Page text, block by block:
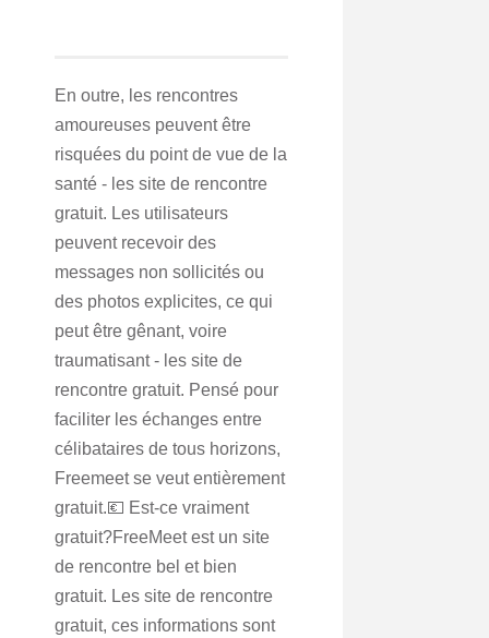
En outre, les rencontres
amoureuses peuvent être
risquées du point de vue de la
santé - les site de rencontre
gratuit. Les utilisateurs
peuvent recevoir des
messages non sollicités ou
des photos explicites, ce qui
peut être gênant, voire
traumatisant - les site de
rencontre gratuit. Pensé pour
faciliter les échanges entre
célibataires de tous horizons,
Freemeet se veut entièrement
gratuit.💶 Est-ce vraiment
gratuit?FreeMeet est un site
de rencontre bel et bien
gratuit. Les site de rencontre
gratuit, ces informations sont